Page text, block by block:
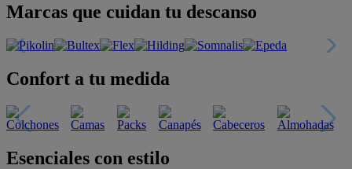
Marcas que cuidan tu descanso
Confort a tu medida
Esenciales con estilo